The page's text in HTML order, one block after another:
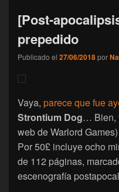
[Post-
prepedido
Publicado el 27/06/2018por
Vaya, parece que fue
Strontium Dog… Bien,
web de Warlord
Por 50£ incluye ocho
de 112 páginas,
escenografía